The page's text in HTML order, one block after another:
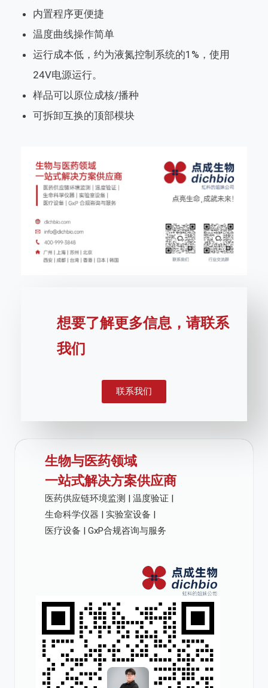
内置程序更便捷
温度曲线操作简单
运行成本低，约为液氮控制系统的1%，使用
24V电源运行。
样品可以原位成核/播种
可拆卸互换的顶部模块
想要了解更多信息，请联系
我们
联系我们
生物与医药领域
一站式解决方案供应商
医药供应链环境监测 | 温度验证 |
生命科学仪器 | 实验室设备 |
医疗设备 | GxP合规咨询与服务